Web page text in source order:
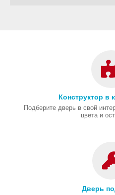
Конструктор в
Подберите дверь в свой
цвета и
Дверь